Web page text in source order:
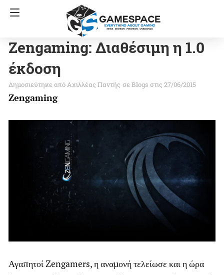
Zengaming: Διαθέσιμη η 1.0
έκδοση
Αχιλλέας Παντής σε Blogs στις 27/06/2015
Zengaming
Αγαπητοί Zengamers, η αναμονή τελείωσε και η ώρα